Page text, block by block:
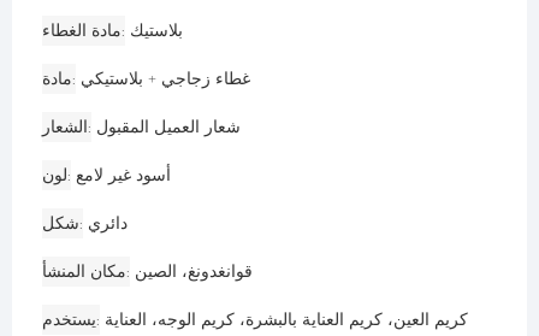
مادة الغطاء بلاستيك
مادة غطاء زجاجي + بلاستيكي
الشعار شعار العميل المقبول
لون أسود غير لامع
شكل دائري
مكان المنشأ قوانغدونغ، الصين
يستخدم كريم العين، كريم العناية بالبشرة، كريم الوجه، العناية